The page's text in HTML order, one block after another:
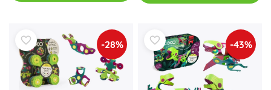
-28% -43%